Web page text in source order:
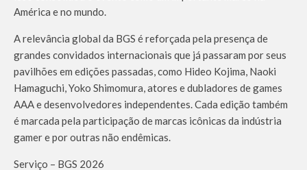
América e no mundo.
A relevância global da BGS é reforçada pela presença de
grandes convidados internacionais que já passaram por seus
pavilhões em edições passadas, como Hideo Kojima, Naoki
Hamaguchi, Yoko Shimomura, atores e dubladores de games
AAA e desenvolvedores independentes. Cada edição também
é marcada pela participação de marcas icônicas da indústria
gamer e por outras não endêmicas.
Serviço – BGS 2026